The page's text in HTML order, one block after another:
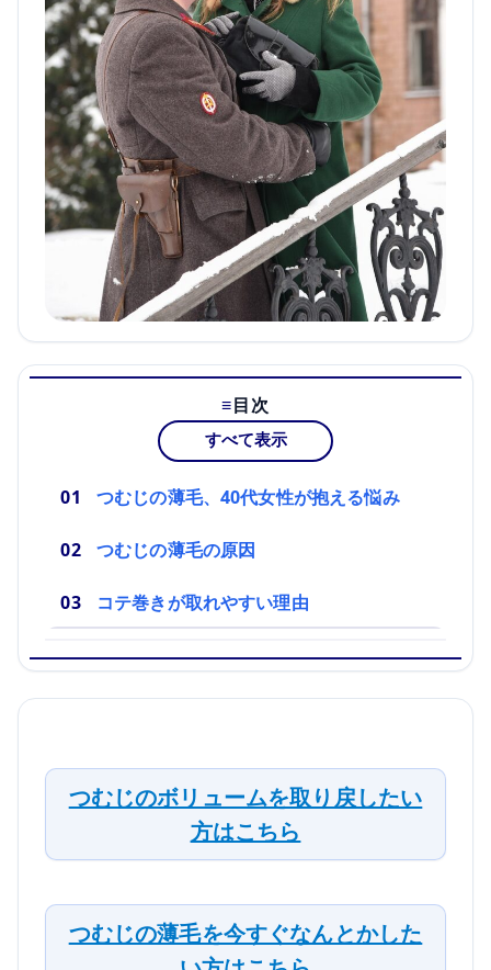
目次
すべて表示
つむじの薄毛、40代女性が抱える悩み
つむじの薄毛の原因
コテ巻きが取れやすい理由
つむじのボリュームを取り戻したい
方はこちら
つむじの薄毛を今すぐなんとかした